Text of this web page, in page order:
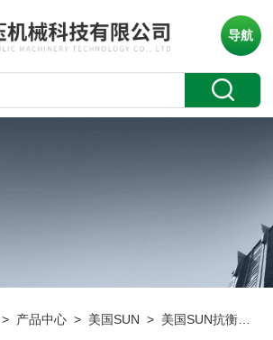
导航
> 产品中心 > 美国SUN > 美国SUN抗衡阀